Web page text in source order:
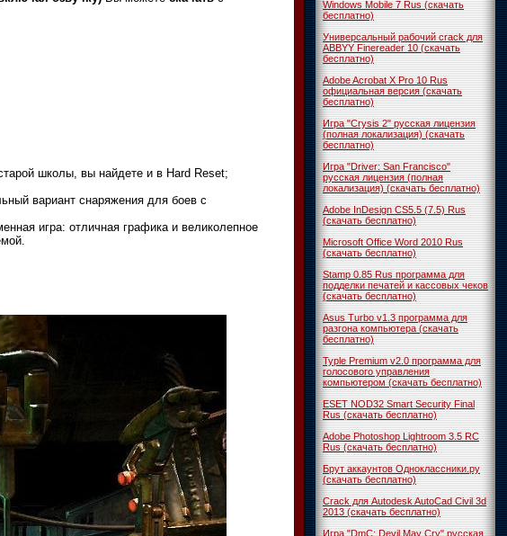
школы, вы найдете и в Hard Reset;
вариант снаряжения для боев с
игра: отличная графика и великолепное
Windows Mobile 7 Rus (скачать
бесплатно)
Универсальный рабочий crack для
ABBYY Finereader 10 (скачать
бесплатно)
Adobe Acrobat X Pro 10 Rus
официальная версия (скачать
бесплатно)
Игра "Crysis 2" русская лицензия
(полная локализация) (скачать
бесплатно)
Игра "Driver: San Francisco"
русская лицензия (полная
локализация) (скачать бесплатно)
Adobe InDesign CS5.5 (7.5) Rus
(скачать бесплатно)
Microsoft Office Word 2010 Rus
(скачать бесплатно)
Stamp 0.85 Rus программа для
подделки печатей и кассовых чеков
(скачать бесплатно)
Asus Turbo v1.3 программа для
разгона компьютера (скачать
бесплатно)
Typle Premium v2.0 программа для
голосового управления
компьютером (скачать бесплатно)
ESET NOD32 Smart Security Final
Rus (скачать бесплатно)
Adobe Photoshop Lightroom 3.5 RC
Rus (скачать бесплатно)
Брут аккаунтов Одноклассники.ру
(скачать бесплатно)
Crack для Autodesk AutoCad Civil 3d
2013 (скачать бесплатно)
Игра "DmC: Devil May Cry" русская